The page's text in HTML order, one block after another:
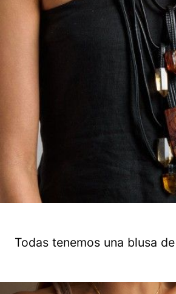
Todas tenemos una blusa